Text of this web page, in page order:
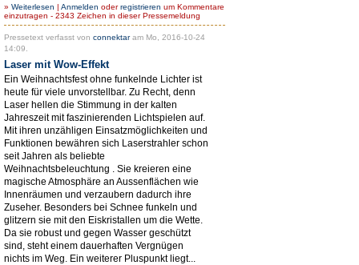
» Weiterlesen | Anmelden oderregistrieren um Kommentare
einzutragen - 2343 Zeichen in dieser Pressemeldung
Pressetext verfasst von connektaram Mo, 2016-10-24
14:09.
Laser mit Wow-Effekt
Ein Weihnachtsfest ohne funkelnde Lichter ist
heute für viele unvorstellbar. Zu Recht, denn
Laser hellen die Stimmung in der kalten
Jahreszeit mit faszinierenden Lichtspielen auf.
Mit ihren unzähligen Einsatzmöglichkeiten und
Funktionen bewähren sich Laserstrahler schon
seit Jahren als beliebte
Weihnachtsbeleuchtung . Sie kreieren eine
magische Atmosphäre an Aussenflächen wie
Innenräumen und verzaubern dadurch ihre
Zuseher. Besonders bei Schnee funkeln und
glitzern sie mit den Eiskristallen um die Wette.
Da sie robust und gegen Wasser geschützt
sind, steht einem dauerhaften Vergnügen
nichts im Weg. Ein weiterer Pluspunkt liegt...